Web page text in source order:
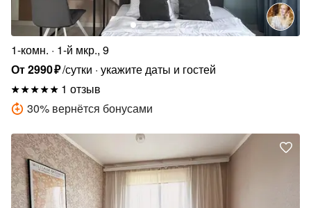
1-комн.
1-й мкр., 9
От2990₽/сутки укажите даты и гостей
1 отзыв
30% вернётся бонусами